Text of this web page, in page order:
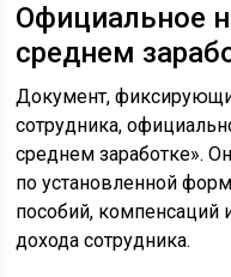
Официальное
среднем
Документ,
сотрудника,
среднем заработке».
по установленной
пособий, компенсаций
дохода сотрудника.